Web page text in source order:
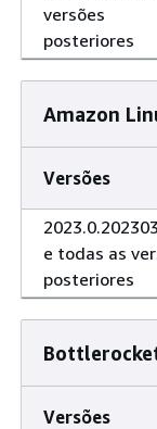
versões
posteriores
Amazon
Versões
e todas as
posteriores
Versões